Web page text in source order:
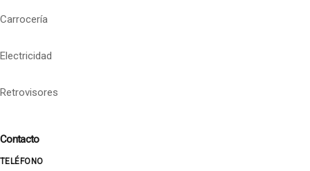
Carrocería
Electricidad
Retrovisores
Contacto
TELÉFONO